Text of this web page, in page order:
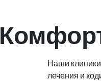
Наши
лечения и